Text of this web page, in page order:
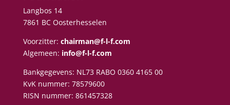
Langbos 14
7861 BC Oosterhesselen
Voorzitter: chairman@f-l-f.com
Algemeen: info@f-l-f.com
Bankgegevens: NL73 RABO 0360 4165 00
KvK nummer: 78579600
RISN nummer: 861457328